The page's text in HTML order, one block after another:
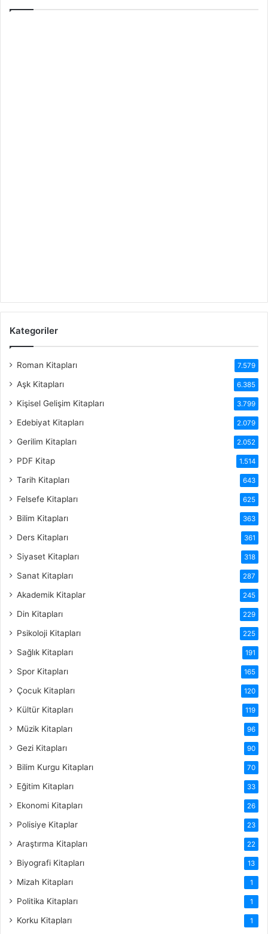
Kategoriler
Roman Kitapları 7.579
Aşk Kitapları 6.385
Kişisel Gelişim Kitapları 3.799
Edebiyat Kitapları 2.079
Gerilim Kitapları 2.052
PDF Kitap 1.514
Tarih Kitapları 643
Felsefe Kitapları 625
Bilim Kitapları 363
Ders Kitapları 361
Siyaset Kitapları 318
Sanat Kitapları 287
Akademik Kitaplar 245
Din Kitapları 229
Psikoloji Kitapları 225
Sağlık Kitapları 191
Spor Kitapları 165
Çocuk Kitapları 120
Kültür Kitapları 119
Müzik Kitapları 96
Gezi Kitapları 90
Bilim Kurgu Kitapları 70
Eğitim Kitapları 33
Ekonomi Kitapları 26
Polisiye Kitaplar 23
Araştırma Kitapları 22
Biyografi Kitapları 13
Mizah Kitapları 1
Politika Kitapları 1
Korku Kitapları 1